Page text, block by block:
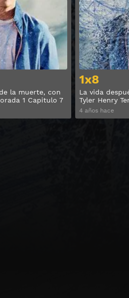
la muerte, con
1 Capitulo 7
Ver
1x8
La vida
Tyler Henry
4 años hace